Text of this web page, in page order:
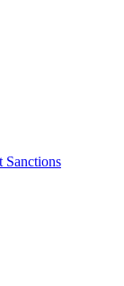
Sanctions